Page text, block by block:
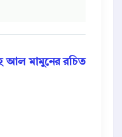
আল মামুনের রচিত